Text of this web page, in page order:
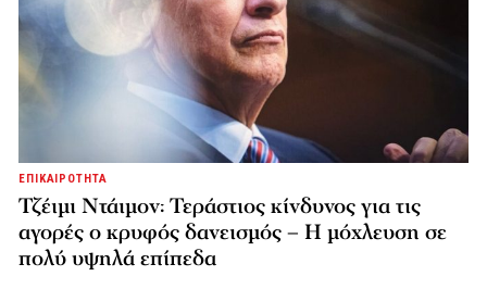
ΕΠΙΚΑΙΡΟΤΗΤΑ
Τζέιμι Ντάιμον: Τεράστιος κίνδυνος για τις
αγορές ο κρυφός δανεισμός – Η μόχλευση σε
πολύ υψηλά επίπεδα